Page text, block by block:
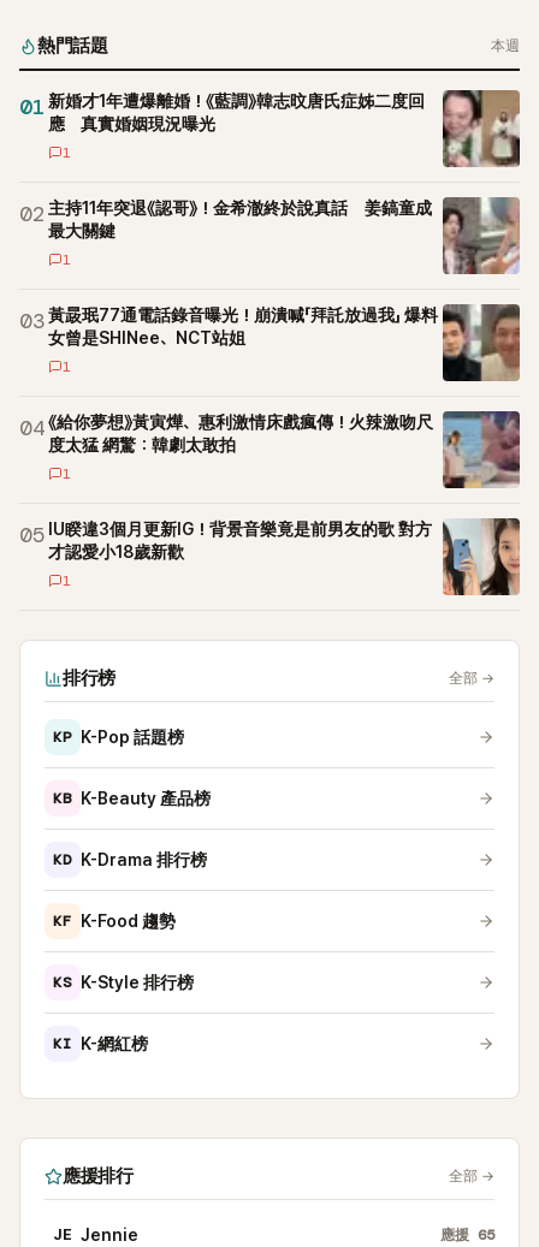
熱門話題 本週
01 新婚才1年遭爆離婚！《藍調》韓志旼唐氏症姊二度回
應 真實婚姻現況曝光
1
02 主持11年突退《認哥》！金希澈終於說真話 姜鎬童成
最大關鍵
1
03黃晸珉77通電話錄音曝光！崩潰喊「拜託放過我」 爆料
女曾是SHINee、NCT站姐
1
04《給你夢想》黃寅燁、惠利激情床戲瘋傳！火辣激吻尺
度太猛 網驚：韓劇太敢拍
1
05 IU睽違3個月更新IG！背景音樂竟是前男友的歌 對方
才認愛小18歲新歡
1
排行榜 全部 →
KP K-Pop 話題榜
KB K-Beauty 產品榜
KD K-Drama 排行榜
KF K-Food 趨勢
KS K-Style 排行榜
KI K-網紅榜
應援排行 全部 →
JE Jennie 應援 65